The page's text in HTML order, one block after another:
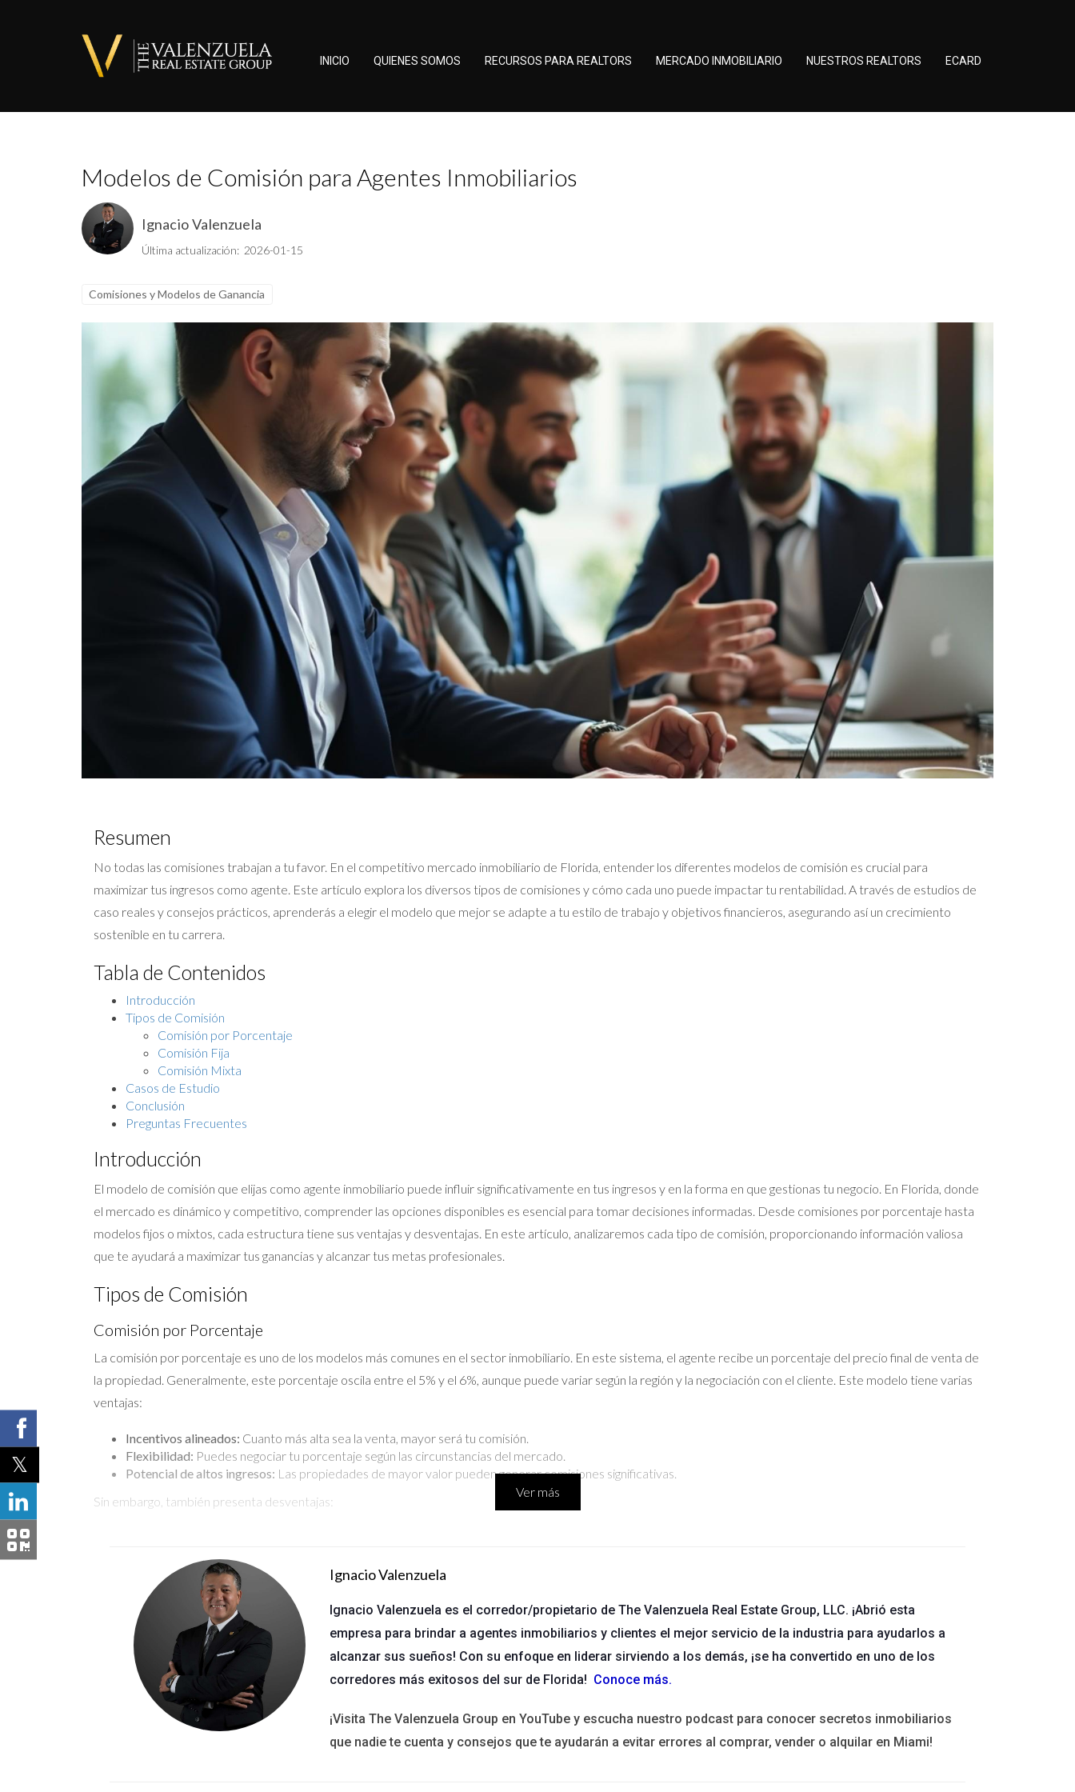
INICIO QUIENES SOMOS RECURSOS PARA REALTORS MERCADO INMOBILIARIO NUESTROS REALTORS ECARD
Modelos de Comisión para Agentes Inmobiliarios
Ignacio Valenzuela
Última actualización: 2026-01-15
Comisiones y Modelos de Ganancia
Resumen
No todas las comisiones trabajan a tu favor. En el competitivo mercado inmobiliario de Florida, entender los diferentes modelos de comisión es crucial para
maximizar tus ingresos como agente. Este artículo explora los diversos tipos de comisiones y cómo cada uno puede impactar tu rentabilidad. A través de estudios de
caso reales y consejos prácticos, aprenderás a elegir el modelo que mejor se adapte a tu estilo de trabajo y objetivos financieros, asegurando así un crecimiento
sostenible en tu carrera.
Tabla de Contenidos
Introducción
Tipos de Comisión
Comisión por Porcentaje
Comisión Fija
Comisión Mixta
Casos de Estudio
Conclusión
Preguntas Frecuentes
Introducción
El modelo de comisión que elijas como agente inmobiliario puede influir significativamente en tus ingresos y en la forma en que gestionas tu negocio. En Florida, donde
el mercado es dinámico y competitivo, comprender las opciones disponibles es esencial para tomar decisiones informadas. Desde comisiones por porcentaje hasta
modelos fijos o mixtos, cada estructura tiene sus ventajas y desventajas. En este artículo, analizaremos cada tipo de comisión, proporcionando información valiosa
que te ayudará a maximizar tus ganancias y alcanzar tus metas profesionales.
Tipos de Comisión
Comisión por Porcentaje
La comisión por porcentaje es uno de los modelos más comunes en el sector inmobiliario. En este sistema, el agente recibe un porcentaje del precio final de venta de
la propiedad. Generalmente, este porcentaje oscila entre el 5% y el 6%, aunque puede variar según la región y la negociación con el cliente. Este modelo tiene varias
ventajas:
Incentivos alineados: Cuanto más alta sea la venta, mayor será tu comisión.
Flexibilidad: Puedes negociar tu porcentaje según las circunstancias del mercado.
Potencial de altos ingresos: Las propiedades de mayor valor pueden generar comisiones significativas.
Sin embargo, también presenta desventajas:
Comisión Fija
La comisión fija es otro modelo que algunos agentes prefieren. En lugar de recibir un porcentaje del precio de venta, el agente cobra una tarifa predeterminada por
sus servicios. Este enfoque puede ser atractivo para clientes que buscan transparencia en los costos. Las ventajas incluyen:
Previsibilidad: Sabes exactamente cuánto ganarás por cada transacción.
Simplicidad:
Facilita la comunicación con los clientes sobre costos.
Menos presión:No estás tan afectado por fluctuaciones del mercado.
Ver más
Ignacio Valenzuela
Ignacio Valenzuela es el corredor/propietario de The Valenzuela Real Estate Group, LLC. ¡Abrió esta
empresa para brindar a agentes inmobiliarios y clientes el mejor servicio de la industria para ayudarlos a
alcanzar sus sueños! Con su enfoque en liderar sirviendo a los demás, ¡se ha convertido en uno de los
corredores más exitosos del sur de Florida! Conoce más.
¡Visita The Valenzuela Group en YouTube y escucha nuestro podcast para conocer secretos inmobiliarios
que nadie te cuenta y consejos que te ayudarán a evitar errores al comprar, vender o alquilar en Miami!